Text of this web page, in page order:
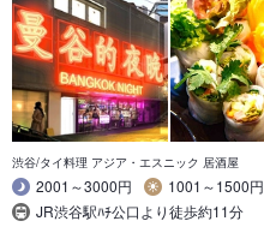
渋谷/タイ料理 アジア・エスニック 居酒屋
2001～3000円
1001～1500円
JR渋谷駅ﾊﾁ公口より徒歩約11分